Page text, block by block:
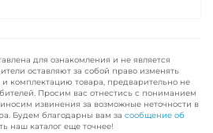
для ознакомления и не является
оставляют за собой право изменять
комплектацию товара, предварительно не
Просим вас отнестись с пониманием
извинения за возможные неточности в
Будем благодарны вам за сообщение об
наш каталог еще точнее!